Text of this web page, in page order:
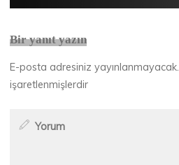
Bir yanıt yazın
E-posta adresiniz yayınlanmayacak.
işaretlenmişlerdir